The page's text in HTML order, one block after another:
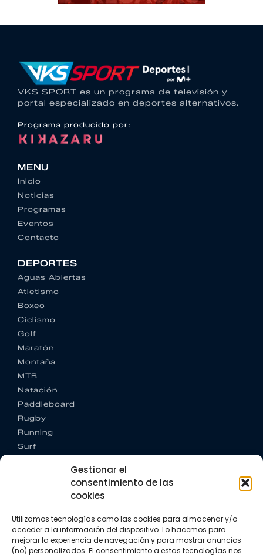
Gestionar el
consentimiento de las
cookies
Utilizamos tecnologías como las cookies para almacenar y/o
acceder a la información del dispositivo. Lo hacemos para
mejorar la experiencia de navegación y para mostrar anuncios
(no) personalizados. El consentimiento a estas tecnologías nos
VKS SPORT es un programa de televisión y
portal especializado en deportes alternativos.
Programa producido por:
MENU
Inicio
Noticias
Programas
Eventos
Contacto
DEPORTES
Aguas Abiertas
Atletismo
Boxeo
Ciclismo
Golf
Maratón
Montaña
MTB
Natación
Paddleboard
Rugby
Running
Surf
CONTACTO
+34 662 342 177
info@vkssport.com
SÍGUENOS